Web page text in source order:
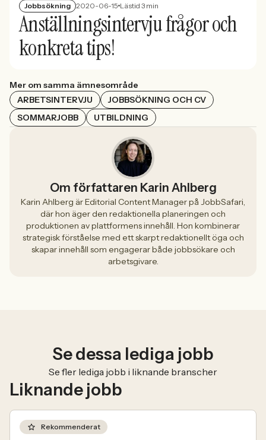
Jobbsökning 2020-06-15 Lästid 3 min
Anställningsintervju frågor och
konkreta tips!
Mer om samma ämnesområde
ARBETSINTERVJU
JOBBSÖKNING OCH CV
SOMMARJOBB
UTBILDNING
Om författaren Karin Ahlberg
Karin Ahlberg är Editorial Content Manager på JobbSafari,
där hon äger den redaktionella planeringen och
produktionen av plattformens innehåll. Hon kombinerar
strategisk förståelse med ett skarpt redaktionellt öga och
skapar innehåll som engagerar både jobbsökare och
arbetsgivare.
Se dessa lediga jobb
Se fler lediga jobb i liknande branscher
Liknande jobb
Rekommenderat